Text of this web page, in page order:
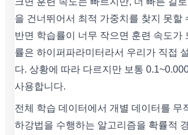
을 건너뛰어서 최적 가중치를 찾지 못할
반면 학습률이 너무 작으면 훈련 속도가
률은 하이퍼파라미터라서 우리가 직접
다. 상황에 따라 다르지만 보통
사용합니다.
전체 학습 데이터에서 개별 데이터를 무
하강법을 수행하는 알고리즘을 확률적